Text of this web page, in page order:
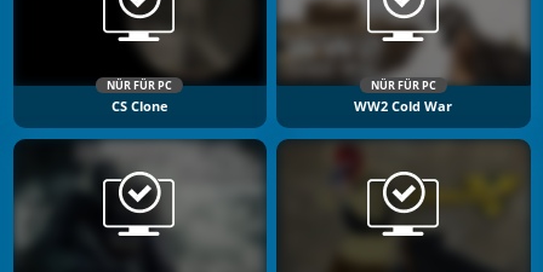
NÜR FÜR PC
CS Clone
NÜR FÜR PC
WW2 Cold War